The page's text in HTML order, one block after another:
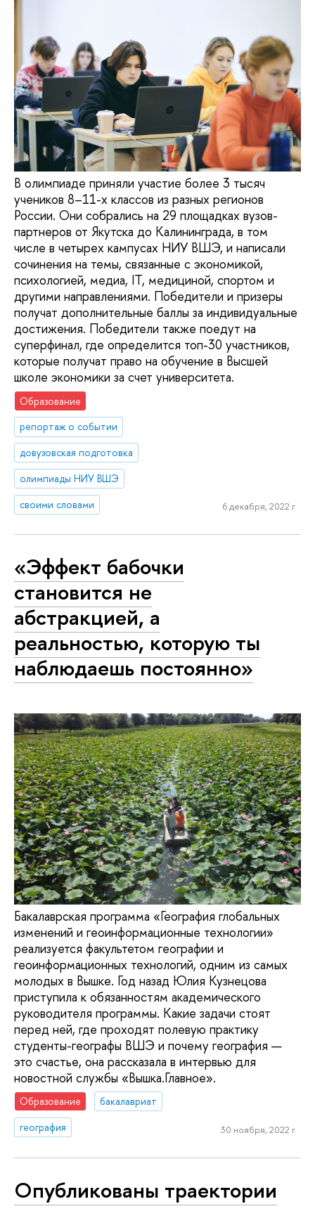
В олимпиаде приняли участие более 3 тысяч
учеников 8–11-х классов из разных регионов
России. Они собрались на 29 площадках вузов-
партнеров от Якутска до Калининграда, в том
числе в четырех кампусах НИУ ВШЭ, и написали
сочинения на темы, связанные с экономикой,
психологией, медиа, IT, медициной, спортом и
другими направлениями. Победители и призеры
получат дополнительные баллы за индивидуальные
достижения. Победители также поедут на
суперфинал, где определится топ-30 участников,
которые получат право на обучение в Высшей
школе экономики за счет университета.
Образование
репортаж о событии
довузовская подготовка
олимпиады НИУ ВШЭ
своими словами
6 декабря, 2022 г.
«Эффект бабочки
становится не
абстракцией, а
реальностью, которую ты
наблюдаешь постоянно»
Бакалаврская программа «География глобальных
изменений и геоинформационные технологии»
реализуется факультетом географии и
геоинформационных технологий, одним из самых
молодых в Вышке. Год назад Юлия Кузнецова
приступила к обязанностям академического
руководителя программы. Какие задачи стоят
перед ней, где проходят полевую практику
студенты-географы ВШЭ и почему география —
это счастье, она рассказала в интервью для
новостной службы «Вышка.Главное».
Образование
бакалавриат
география
30 ноября, 2022 г.
Опубликованы траектории